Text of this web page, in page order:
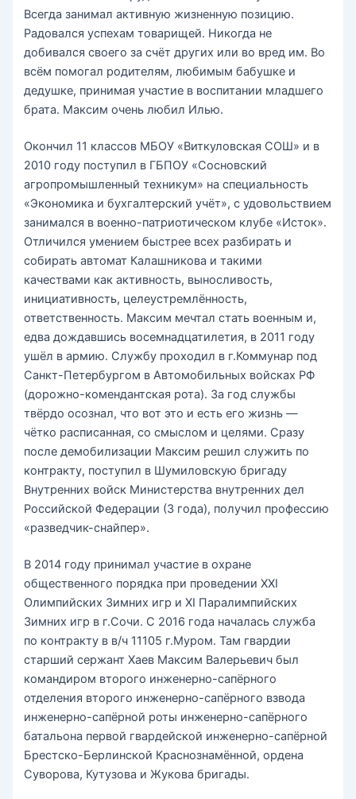
Всегда занимал активную жизненную позицию.
Радовался успехам товарищей. Никогда не
добивался своего за счёт других или во вред им. Во
всём помогал родителям, любимым бабушке и
дедушке, принимая участие в воспитании младшего
брата. Максим очень любил Илью.
Окончил 11 классов МБОУ «Виткуловская СОШ» и в
2010 году поступил в ГБПОУ «Сосновский
агропромышленный техникум» на специальность
«Экономика и бухгалтерский учёт», с удовольствием
занимался в военно-патриотическом клубе «Исток».
Отличился умением быстрее всех разбирать и
собирать автомат Калашникова и такими
качествами как активность, выносливость,
инициативность, целеустремлённость,
ответственность. Максим мечтал стать военным и,
едва дождавшись восемнадцатилетия, в 2011 году
ушёл в армию. Службу проходил в г.Коммунар под
Санкт-Петербургом в Автомобильных войсках РФ
(дорожно-комендантская рота). За год службы
твёрдо осознал, что вот это и есть его жизнь —
чётко расписанная, со смыслом и целями. Сразу
после демобилизации Максим решил служить по
контракту, поступил в Шумиловскую бригаду
Внутренних войск Министерства внутренних дел
Российской Федерации (3 года), получил профессию
«разведчик-снайпер».
В 2014 году принимал участие в охране
общественного порядка при проведении ХХI
Олимпийских Зимних игр и ХI Паралимпийских
Зимних игр в г.Сочи. С 2016 года началась служба
по контракту в в/ч 11105 г.Муром. Там гвардии
старший сержант Хаев Максим Валерьевич был
командиром второго инженерно-сапёрного
отделения второго инженерно-сапёрного взвода
инженерно-сапёрной роты инженерно-сапёрного
батальона первой гвардейской инженерно-сапёрной
Брестско-Берлинской Краснознамённой, ордена
Суворова, Кутузова и Жукова бригады.